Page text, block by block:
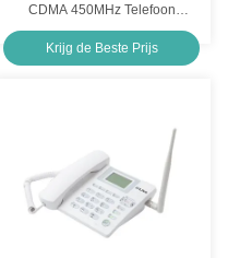
CDMA 450MHz Telefoon
1200mAh bevestigde
Cellulaire Terminal
Krijg de Beste Prijs